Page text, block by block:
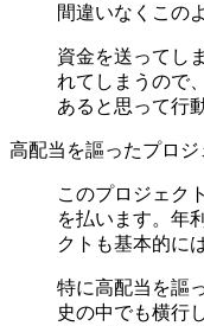
間違いなくこの
資金を送ってし
れてしまうので
あると思って行
高配当を謳ったプロジ
このプロジェク
を払います。年
クトも基本的に
特に高配当を謳
史の中でも横行